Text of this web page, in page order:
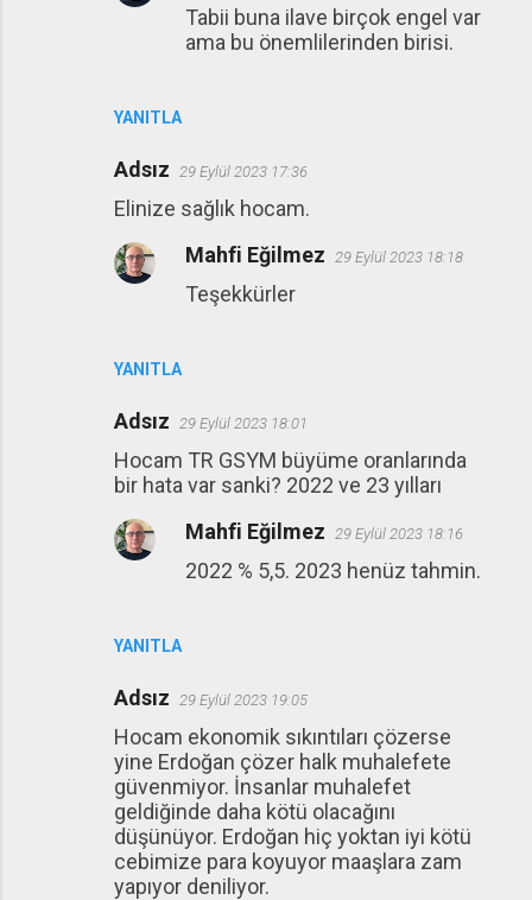
YANITLA
Tabii buna ilave birçok engel var
ama bu önemlilerinden birisi.
Adsız 29 Eylül 2023 17:36
Elinize sağlık hocam.
YANITLA
Mahfi Eğilmez 29 Eylül 2023 18:18
Teşekkürler
Adsız 29 Eylül 2023 18:01
Hocam TR GSYM büyüme oranlarında
bir hata var sanki? 2022 ve 23 yılları
YANITLA
Mahfi Eğilmez 29 Eylül 2023 18:16
2022 % 5,5. 2023 henüz tahmin.
Adsız 29 Eylül 2023 19:05
Hocam ekonomik sıkıntıları çözerse
yine Erdoğan çözer halk muhalefete
güvenmiyor. İnsanlar muhalefet
geldiğinde daha kötü olacağını
düşünüyor. Erdoğan hiç yoktan iyi kötü
cebimize para koyuyor maaşlara zam
yapıyor deniliyor.